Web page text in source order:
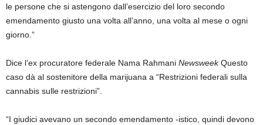
le persone che si astengono dall’esercizio del loro secondo
emendamento giusto una volta all’anno, una volta al mese o ogni
giorno.”
Dice l’ex procuratore federale Nama Rahmani NewsweekQuesto
caso dà al sostenitore della marijuana a “Restrizioni federali sulla
cannabis sulle restrizioni”.
“I giudici avevano un secondo emendamento -istico, quindi devono